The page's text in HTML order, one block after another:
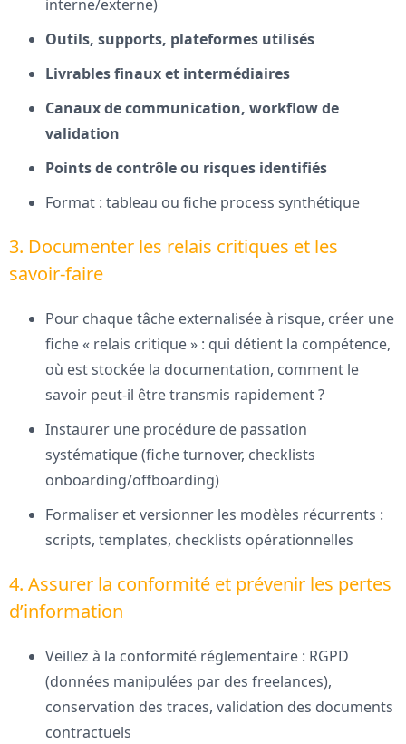
interne/externe)
Outils, supports, plateformes utilisés
Livrables finaux et intermédiaires
Canaux de communication, workflow de
validation
Points de contrôle ou risques identifiés
Format : tableau ou fiche process synthétique
3. Documenter les relais critiques et les
savoir-faire
Pour chaque tâche externalisée à risque, créer une
fiche « relais critique » : qui détient la compétence,
où est stockée la documentation, comment le
savoir peut-il être transmis rapidement ?
Instaurer une procédure de passation
systématique (fiche turnover, checklists
onboarding/offboarding)
Formaliser et versionner les modèles récurrents :
scripts, templates, checklists opérationnelles
4. Assurer la conformité et prévenir les pertes
d’information
Veillez à la conformité réglementaire : RGPD
(données manipulées par des freelances),
conservation des traces, validation des documents
contractuels